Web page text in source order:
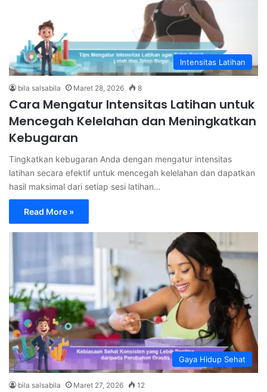
Intensitas Latihan
bila salsabila Maret 28, 2026 8
Cara Mengatur Intensitas Latihan untuk
Mencegah Kelelahan dan Meningkatkan
Kebugaran
Tingkatkan kebugaran Anda dengan mengatur intensitas
latihan secara efektif untuk mencegah kelelahan dan dapatkan
hasil maksimal dari setiap sesi latihan…
Read More »
Gaya Hidup Sehat
bila salsabila Maret 27, 2026 12